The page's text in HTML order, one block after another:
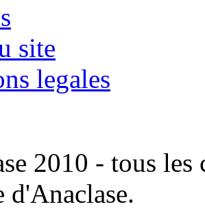
site
legales
2010 - tous les
d'Anaclase.